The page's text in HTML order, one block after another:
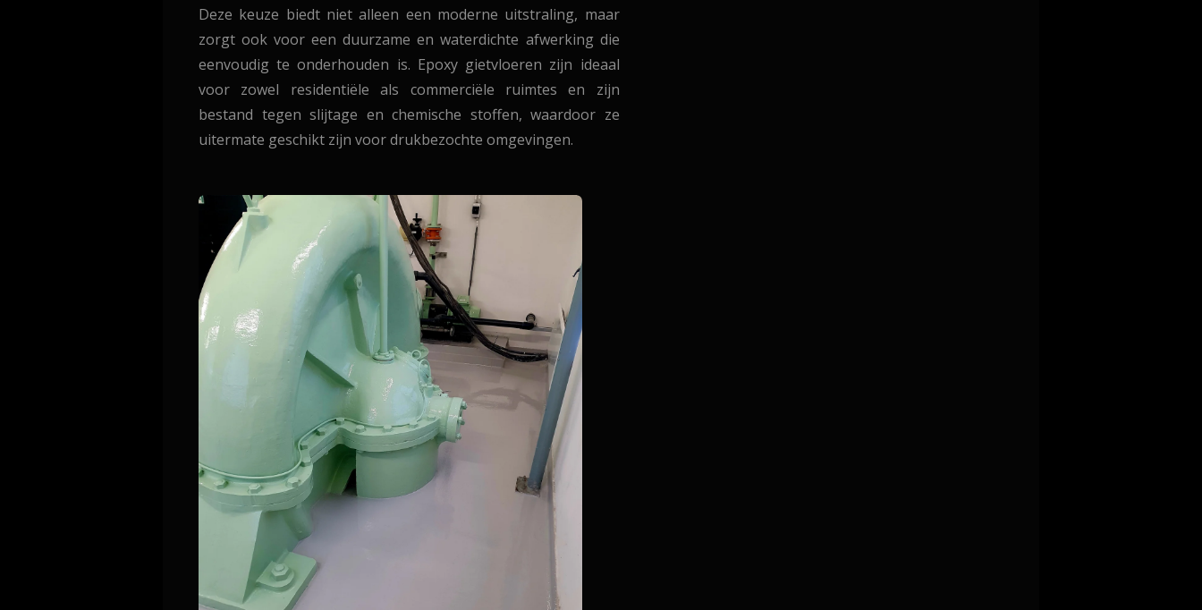
Deze keuze biedt niet alleen een moderne uitstraling, maar
zorgt ook voor een duurzame en waterdichte afwerking die
eenvoudig te onderhouden is. Epoxy gietvloeren zijn ideaal
voor zowel residentiële als commerciële ruimtes en zijn
bestand tegen slijtage en chemische stoffen, waardoor ze
uitermate geschikt zijn voor drukbezochte omgevingen.